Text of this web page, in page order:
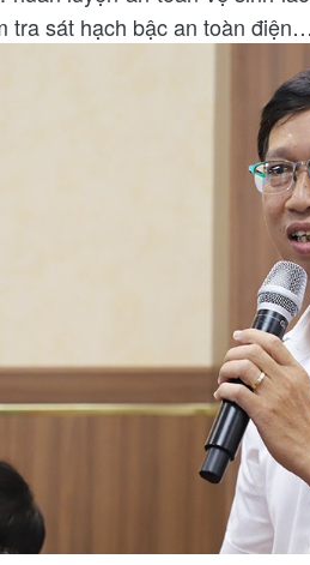
tra sát hạch bậc an toàn điện…